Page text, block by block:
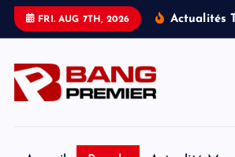
FRI. AUG 7TH, 2026 Actualités